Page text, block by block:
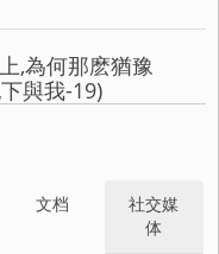
,為何那麽猶豫
與我-19)
文档
社交媒
体